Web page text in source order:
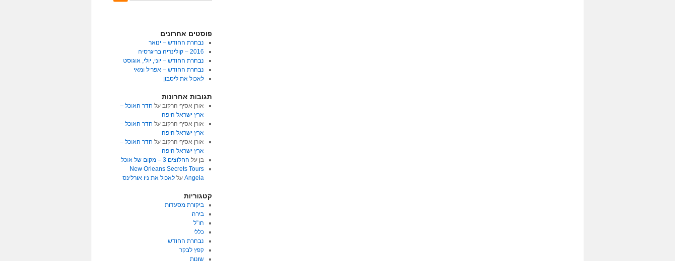
פוסטים אחרונים
נבחרת החודש – ינואר
2016 – קולינריה בריגרסיה
נבחרת החודש – יוני, יולי, אוגוסט
נבחרת החודש – אפריל ומאי
לאכול את ליסבון
תגובות אחרונות
אורן אסיף הרקובעל חדר האוכל –
ארץ ישראל היפה
אורן אסיף הרקובעל חדר האוכל –
ארץ ישראל היפה
אורן אסיף הרקובעל חדר האוכל –
ארץ ישראל היפה
בן על החלוצים 3 – מקום של אוכל
New Orleans Secrets Tours
Angelaעל לאכול את ניו אורלינס
קטגוריות
ביקורת מסעדות
בירה
חו"ל
כללי
נבחרת החודש
קפץ לבקר
שונות